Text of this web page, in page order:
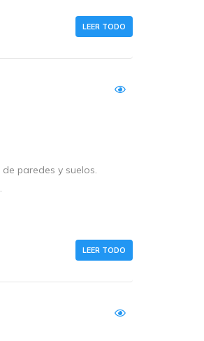
LEER TODO
paredes y suelos.
LEER TODO